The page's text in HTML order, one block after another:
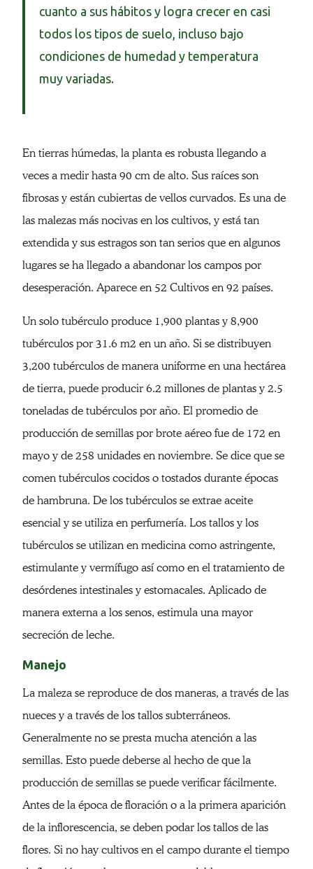
cuanto a sus hábitos y logra crecer en casi
todos los tipos de suelo, incluso bajo
condiciones de humedad y temperatura
muy variadas.
En tierras húmedas, la planta es robusta llegando a
veces a medir hasta 90 cm de alto. Sus raíces son
fibrosas y están cubiertas de vellos curvados. Es una de
las malezas más nocivas en los cultivos, y está tan
extendida y sus estragos son tan serios que en algunos
lugares se ha llegado a abandonar los campos por
desesperación. Aparece en 52 Cultivos en 92 países.
Un solo tubérculo produce 1,900 plantas y 8,900
tubérculos por 31.6 m2 en un año. Si se distribuyen
3,200 tubérculos de manera uniforme en una hectárea
de tierra, puede producir 6.2 millones de plantas y 2.5
toneladas de tubérculos por año. El promedio de
producción de semillas por brote aéreo fue de 172 en
mayo y de 258 unidades en noviembre. Se dice que se
comen tubérculos cocidos o tostados durante épocas
de hambruna. De los tubérculos se extrae aceite
esencial y se utiliza en perfumería. Los tallos y los
tubérculos se utilizan en medicina como astringente,
estimulante y vermífugo así como en el tratamiento de
desórdenes intestinales y estomacales. Aplicado de
manera externa a los senos, estimula una mayor
secreción de leche.
Manejo
La maleza se reproduce de dos maneras, a través de las
nueces y a través de los tallos subterráneos.
Generalmente no se presta mucha atención a las
semillas. Esto puede deberse al hecho de que la
producción de semillas se puede verificar fácilmente.
Antes de la época de floración o a la primera aparición
de la inflorescencia, se deben podar los tallos de las
flores. Si no hay cultivos en el campo durante el tiempo